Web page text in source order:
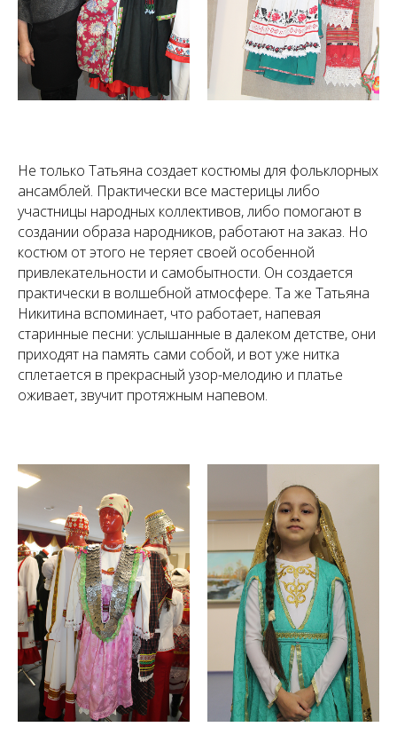
Не только Татьяна создает костюмы для фольклорных
ансамблей. Практически все мастерицы либо
участницы народных коллективов, либо помогают в
создании образа народников, работают на заказ. Но
костюм от этого не теряет своей особенной
привлекательности и самобытности. Он создается
практически в волшебной атмосфере. Та же Татьяна
Никитина вспоминает, что работает, напевая
старинные песни: услышанные в далеком детстве, они
приходят на память сами собой, и вот уже нитка
сплетается в прекрасный узор-мелодию и платье
оживает, звучит протяжным напевом.